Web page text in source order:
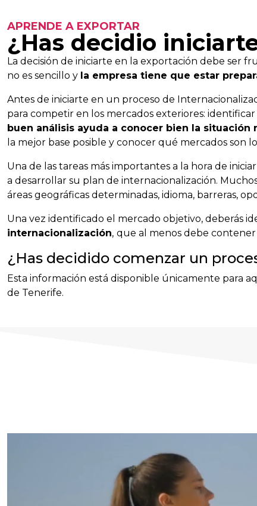
APRENDE A EXPORTAR
¿Has decidio
La decisión de iniciarte en la exportación debe ser
no es sencillo y la empresa tiene que estar
Antes de iniciarte en un proceso de
para competir en los mercados exteriores:
buen análisis ayuda a conocer bien la
la mejor base posible y conocer qué mercados son
Una de las tareas más importantes a la hora de
a desarrollar su plan de internacionalización.
áreas geográficas determinadas, idioma, barreras,
Una vez identificado el mercado objetivo, deberás
internacionalización, que al menos debe contener
¿Has decidido comenzar un
Esta información está disponible únicamente para
de Tenerife.